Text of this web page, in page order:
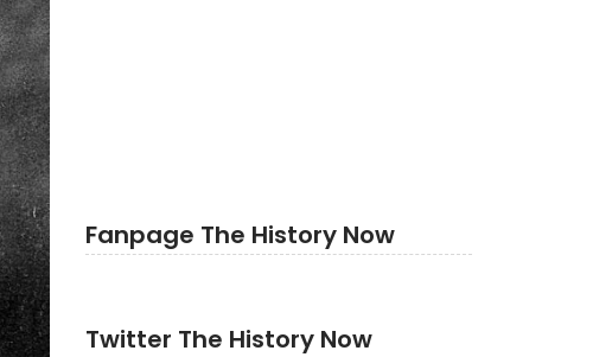
Fanpage The History Now
Twitter The History Now